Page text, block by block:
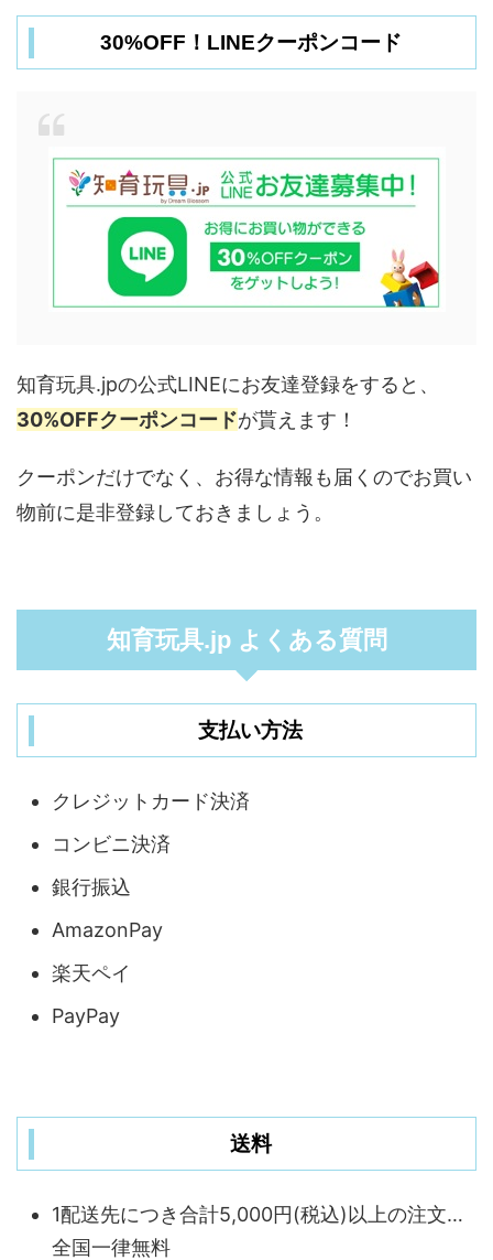
30%OFF！LINEクーポンコード
知育玩具.jpの公式LINEにお友達登録をすると、
30%OFFクーポンコードが貰えます！
クーポンだけでなく、お得な情報も届くのでお買い
物前に是非登録しておきましょう。
知育玩具.jp よくある質問
支払い方法
クレジットカード決済
コンビニ決済
銀行振込
AmazonPay
楽天ペイ
PayPay
送料
1配送先につき合計5,000円(税込)以上の注文…
全国一律無料